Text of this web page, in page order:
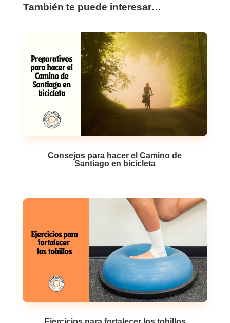
También te puede interesar…
Consejos para hacer el Camino de
Santiago en bicicleta